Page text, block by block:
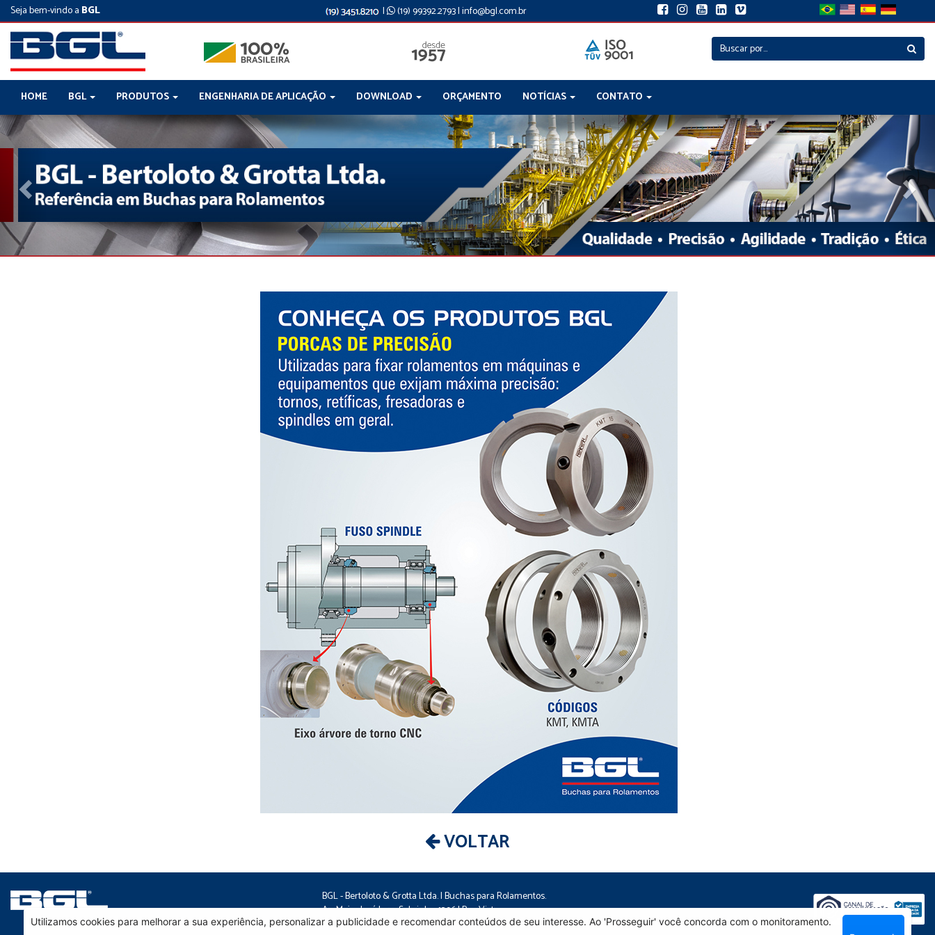
Seja bem-vindo a BGL | (19) 99392.2793|info@bgl.com.br
HOME BGL PRODUTOS ENGENHARIA DE APLICAÇÃO DOWNLOAD ORÇAMENTO NOTÍCIAS CONTATO
Previous
VOLTAR
Utilizamos cookies para melhorar a sua experiência, personalizar a publicidade e recomendar conteúdos de seu interesse. Ao 'Prosseguir' você concorda com o monitoramento.
BGL - Bertoloto & Grotta Ltda. | Buchas para Rolamentos.
Av. Major José Levy Sobrinho, 1296 | Boa Vista
CEP 13486.190 | Limeira-SP | Brasil